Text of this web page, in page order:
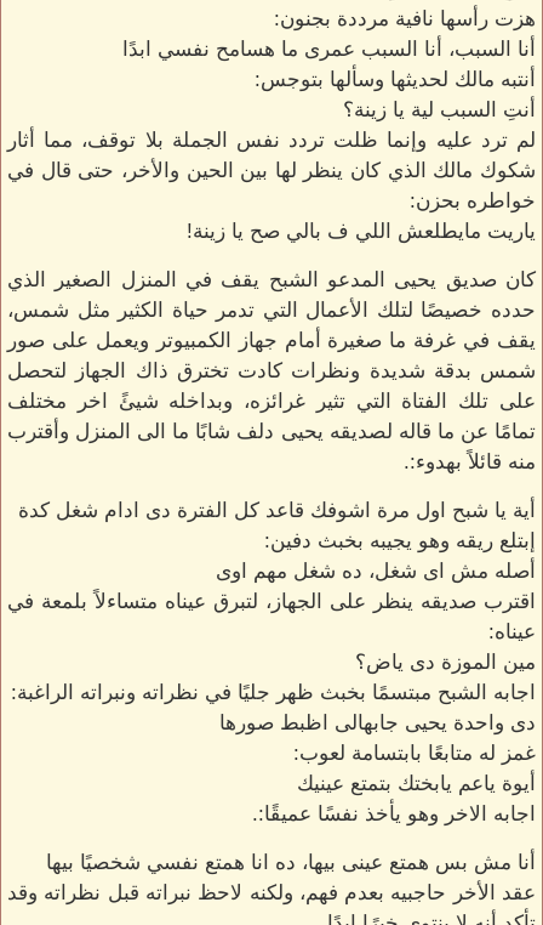
هزت رأسها نافية مرددة بجنون:
أنا السبب، أنا السبب عمرى ما هسامح نفسي ابدًا
أنتبه مالك لحديثها وسألها بتوجس:
أنتِ السبب لية يا زينة؟
لم ترد عليه وإنما ظلت تردد نفس الجملة بلا توقف، مما أثار
شكوك مالك الذي كان ينظر لها بين الحين والأخر، حتى قال في
خواطره بحزن:
ياريت مايطلعش اللي ف بالي صح يا زينة!
كان صديق يحيى المدعو الشبح يقف في المنزل الصغير الذي
حدده خصيصًا لتلك الأعمال التي تدمر حياة الكثير مثل شمس،
يقف في غرفة ما صغيرة أمام جهاز الكمبيوتر ويعمل على صور
شمس بدقة شديدة ونظرات كادت تخترق ذاك الجهاز لتحصل
على تلك الفتاة التي تثير غرائزه، وبداخله شيئً اخر مختلف
تمامًا عن ما قاله لصديقه يحيى دلف شابًا ما الى المنزل وأقترب
منه قائلاً بهدوء:.
أية يا شبح اول مرة اشوفك قاعد كل الفترة دى ادام شغل كدة
إبتلع ريقه وهو يجيبه بخبث دفين:
أصله مش اى شغل، ده شغل مهم اوى
اقترب صديقه ينظر على الجهاز، لتبرق عيناه متساءلاً بلمعة في
عيناه:
مين الموزة دى ياض؟
اجابه الشبح مبتسمًا بخبث ظهر جليًا في نظراته ونبراته الراغبة:
دى واحدة يحيى جابهالى اظبط صورها
غمز له متابعًا بابتسامة لعوب:
أيوة ياعم يابختك بتمتع عينيك
اجابه الاخر وهو يأخذ نفسًا عميقًا:.
أنا مش بس همتع عينى بيها، ده انا همتع نفسي شخصيًا بيها
عقد الأخر حاجبيه بعدم فهم، ولكنه لاحظ نبراته قبل نظراته وقد